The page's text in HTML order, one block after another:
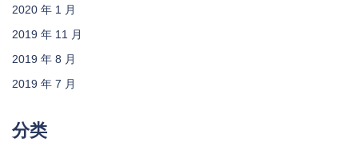
2020 年 1 月
2019 年 11 月
2019 年 8 月
2019 年 7 月
分类